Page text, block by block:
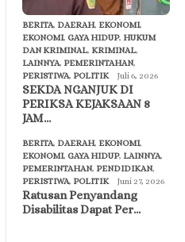
BERITA, DAERAH, EKONOMI,
EKONOMI, GAYA HIDUP, HUKUM
DAN KRIMINAL, KRIMINAL,
LAINNYA, PEMERINTAHAN,
PERISTIWA, POLITIK Juli 6, 2026
SEKDA NGANJUK DI
PERIKSA KEJAKSAAN 8
JAM…
BERITA, DAERAH, EKONOMI,
EKONOMI, GAYA HIDUP, LAINNYA,
PEMERINTAHAN, PENDIDIKAN,
PERISTIWA, POLITIK Juni 27, 2026
Ratusan Penyandang
Disabilitas Dapat Per…